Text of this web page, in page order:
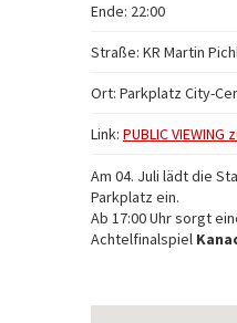
Ende: 22:00
Straße: KR Martin
Ort: Parkplatz City-
Link: PUBLIC VIEWING
Am 04. Juli lädt die
Parkplatz ein.
Ab 17:00 Uhr sorgt
Achtelfinalspiel